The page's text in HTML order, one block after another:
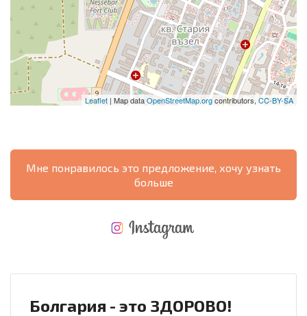
Leaflet | Map dataOpenStreetMap.orgcontributors, CC-BY-SA
Мне понравилось это предложение, хочу узнать
больше
Болгария - это ЗДОРОВО!